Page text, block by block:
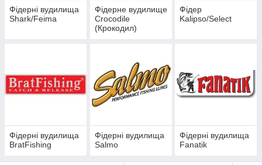
Фідерні вудилища
Shark/Feima
Фідерне вудилище
Crocodile
(Крокодил)
Фідер
Kalipso/Select
Фідерні вудилища
BratFishing
Фідерні вудилища
Salmo
Фідерні вудилища
Fanatik